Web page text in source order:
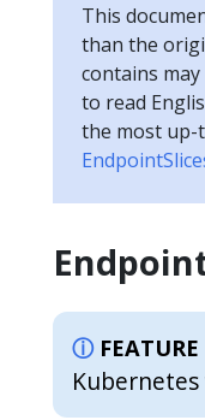
This
than the
contains
to read
the most